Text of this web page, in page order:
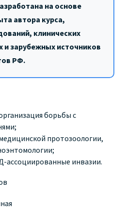
на основе
автора курса,
клинических
и зарубежных источников
РФ.
борьбы с
протозоологии,
инвазии.